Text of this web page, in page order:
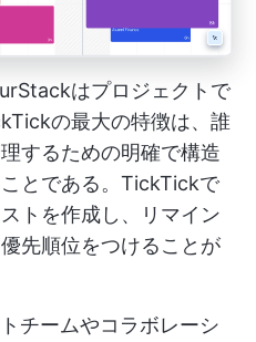
はプロジェクトで
の最大の特徴は、誰
するための明確で構造
とである。TickTickで
トを作成し、リマイン
先順位をつけることが
チームやコラボレーシ